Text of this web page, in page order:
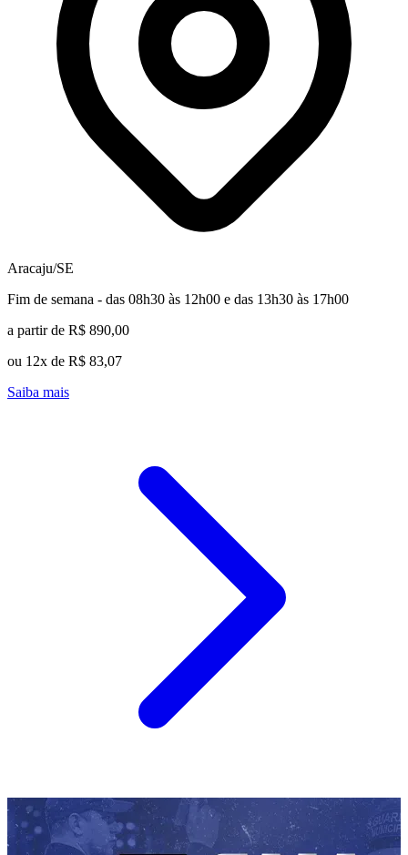
Aracaju/SE
Fim de semana - das 08h30 às 12h00 e das 13h30 às 17h00
a partir de R$ 890,00
ou 12x de R$ 83,07
Saiba mais